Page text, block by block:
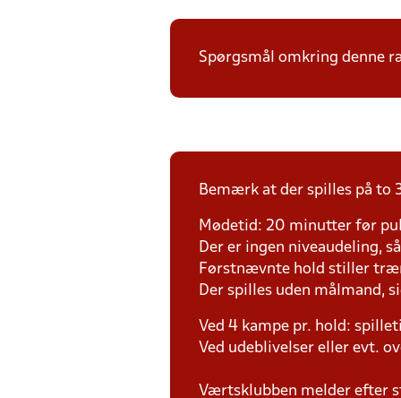
Spørgsmål omkring denne
Bemærk at der spilles på to
Mødetid: 20 minutter før
Der er ingen niveaudeling,
Førstnævnte hold stiller
Der spilles uden målmand,
Ved 4 kampe pr. hold:
Ved udeblivelser eller evt.
Værtsklubben melder efter